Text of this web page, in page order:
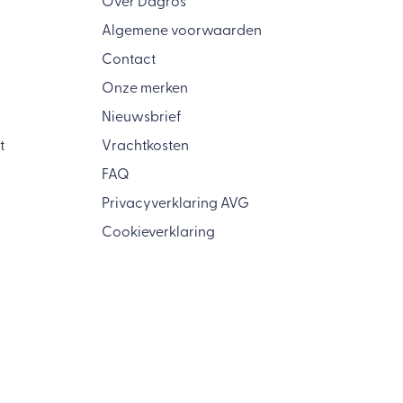
Algemene voorwaarden
Contact
Onze merken
Nieuwsbrief
Vrachtkosten
FAQ
Privacyverklaring AVG
Cookieverklaring